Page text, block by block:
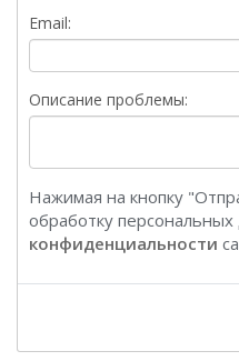
Email:
Описание проблемы:
Нажимая на кнопку
обработку персональных
конфиденциальности